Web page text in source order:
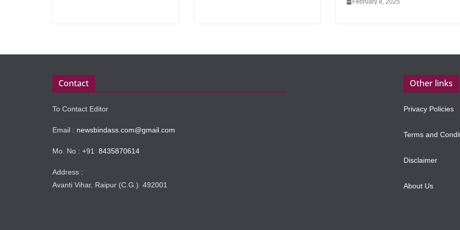
February 8, 2025
Contact
To Contact Editor
Email : newsbindass.com@gmail.com
Mo. No : +91 8435870614
Address :
Avanti Vihar, Raipur (C.G.) 492001
Other links
Privacy Policies
Terms and
Disclaimer
About Us